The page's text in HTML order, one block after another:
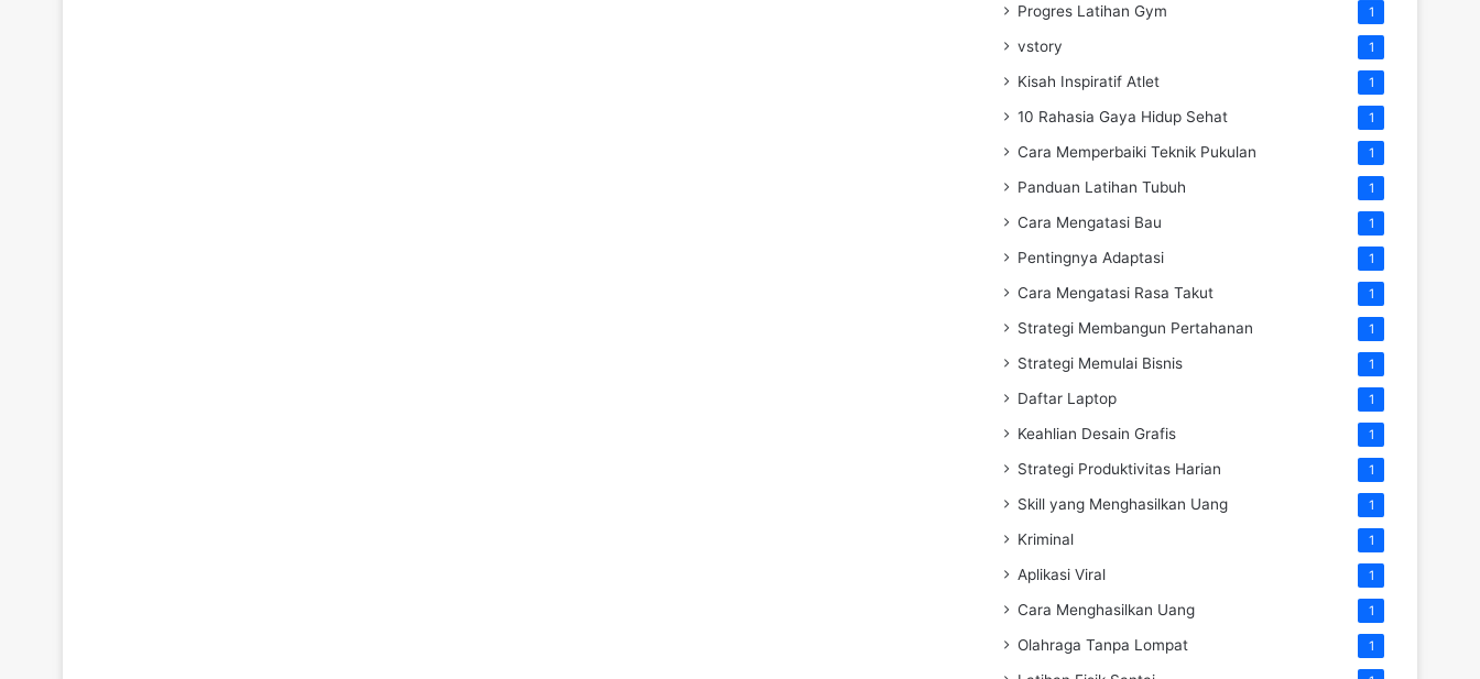
Progres Latihan Gym 1
vstory 1
Kisah Inspiratif Atlet 1
10 Rahasia Gaya Hidup Sehat 1
Cara Memperbaiki Teknik Pukulan 1
Panduan Latihan Tubuh 1
Cara Mengatasi Bau 1
Pentingnya Adaptasi 1
Cara Mengatasi Rasa Takut 1
Strategi Membangun Pertahanan 1
Strategi Memulai Bisnis 1
Daftar Laptop 1
Keahlian Desain Grafis 1
Strategi Produktivitas Harian 1
Skill yang Menghasilkan Uang 1
Kriminal 1
Aplikasi Viral 1
Cara Menghasilkan Uang 1
Olahraga Tanpa Lompat 1